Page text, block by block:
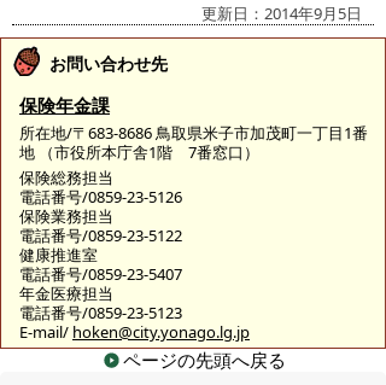
更新日：2014年9月5日
お問い合わせ先
保険年金課
所在地/〒683-8686 鳥取県米子市加茂町一丁目1番
地 （市役所本庁舎1階 7番窓口）
保険総務担当
電話番号/0859-23-5126
保険業務担当
電話番号/0859-23-5122
健康推進室
電話番号/0859-23-5407
年金医療担当
電話番号/0859-23-5123
E-mail/ hoken@city.yonago.lg.jp
ページの先頭へ戻る